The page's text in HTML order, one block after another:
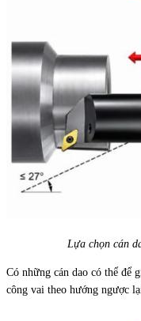
Lựa chọn cán
Có những cán dao có thể để
công vai theo hướng ngược